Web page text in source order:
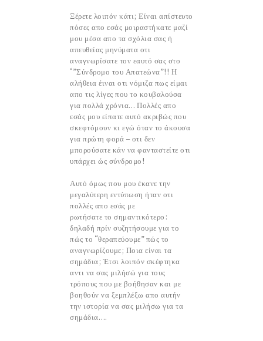
Ξέρετε λοιπόν κάτι; Είναι απίστευτο
πόσες απο εσάς μοιραστήκατε μαζί
μου μέσα απο τα σχόλια σας ή
απευθείας μηνύματα οτι
αναγνωρίσατε τον εαυτό σας στο
‘”Σύνδρομο του Απατεώνα”!! Η
αλήθεια έιναι οτι νόμιζα πως είμαι
απο τις λίγες που το κουβαλούσα
για πολλά χρόνια… Πολλές απο
εσάς μου είπατε αυτό ακριβώς που
σκεφτόμουν κι εγώ όταν το άκουσα
για πρώτη φορά – οτι δεν
μπορούσατε κάν να φανταστείτε οτι
υπάρχει ώς σύνδρομο!
Αυτό όμως που μου έκανε την
μεγαλύτερη εντύπωση ήταν οτι
πολλές απο εσάς με
ρωτήσατε το σημαντικότερο:
δηλαδή πρίν συζητήσουμε για το
πώς το “θεραπεύουμε” πώς το
αναγνωρίζουμε; Ποια είναι τα
σημάδια; Έτσι λοιπόν σκέφτηκα
αντι να σας μιλήσώ για τους
τρόπους που με βοήθησαν και με
βοηθούν να ξεμπλέξω απο αυτήν
την ιστορία να σας μιλήσω για τα
σημάδια….